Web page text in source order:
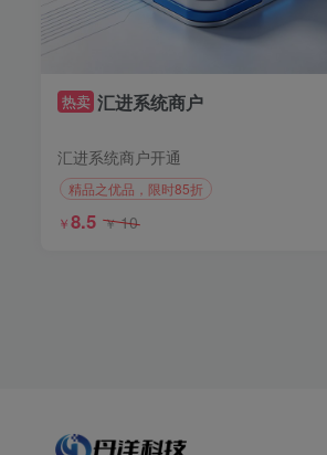
热卖 汇进系统商户
汇进系统商户开通
精品之优品，限时85折
￥8.5 ￥10